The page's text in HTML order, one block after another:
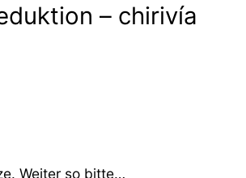
– chirivía
Weiter so bitte…